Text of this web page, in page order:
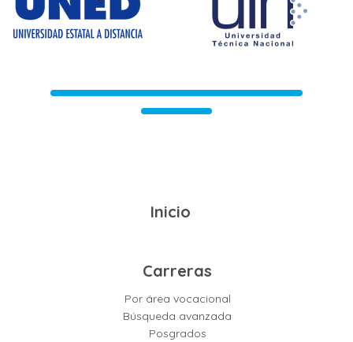
Inicio
Carreras
Por área vocacional
Búsqueda avanzada
Posgrados